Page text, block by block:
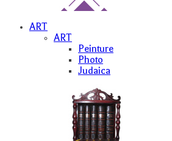
ART
ART
Peinture
Photo
Judaica